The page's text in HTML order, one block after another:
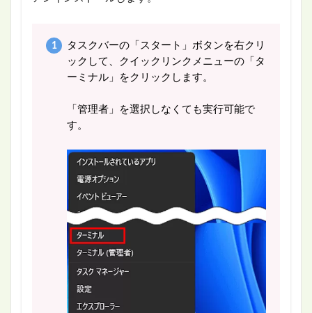
タスクバーの「スタート」ボタンを右クリ
ックして、クイックリンクメニューの「タ
ーミナル」をクリックします。
「管理者」を選択しなくても実行可能で
す。